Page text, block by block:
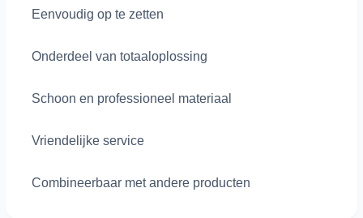
Eenvoudig op te zetten
Onderdeel van totaaloplossing
Schoon en professioneel materiaal
Vriendelijke service
Combineerbaar met andere producten